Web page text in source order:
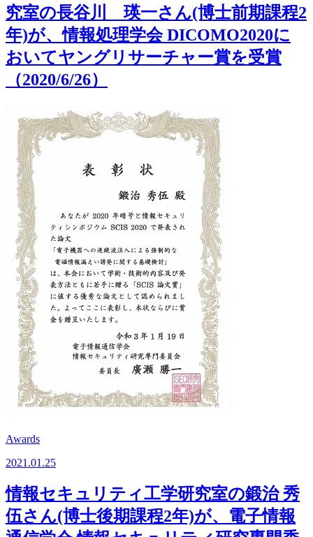
究室の長谷川 瑛一さん(博士前期課程2
年)が、情報処理学会 DICOMO2020に
おいてヤングリサーチャー賞を受賞
（2020/6/26）
Awards
2021.01.25
情報セキュリティ工学研究室の鍛治 秀
伍さん(博士後期課程2年)が、電子情報